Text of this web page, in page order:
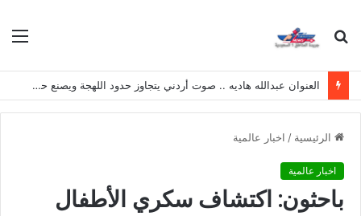
بحث
العنوان عبدالله هاديه .. صوت أردني يتجاوز حدود اللهجة ويصنع حضوره الخاص
الرئيسية / اخبار عالمية
اخبار عالمية
باحثون: اكتشاف سكري الأطفال